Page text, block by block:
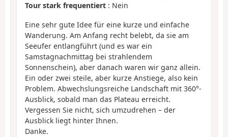
Tour stark frequentiert : Nein
Eine sehr gute Idee für eine kurze und einfache
Wanderung. Am Anfang recht belebt, da sie am
Seeufer entlangführt (und es war ein
Samstagnachmittag bei strahlendem
Sonnenschein), aber danach waren wir ganz allein.
Ein oder zwei steile, aber kurze Anstiege, also kein
Problem. Abwechslungsreiche Landschaft mit 360°-
Ausblick, sobald man das Plateau erreicht.
Vergessen Sie nicht, sich umzudrehen – der
Ausblick liegt hinter Ihnen.
Danke.